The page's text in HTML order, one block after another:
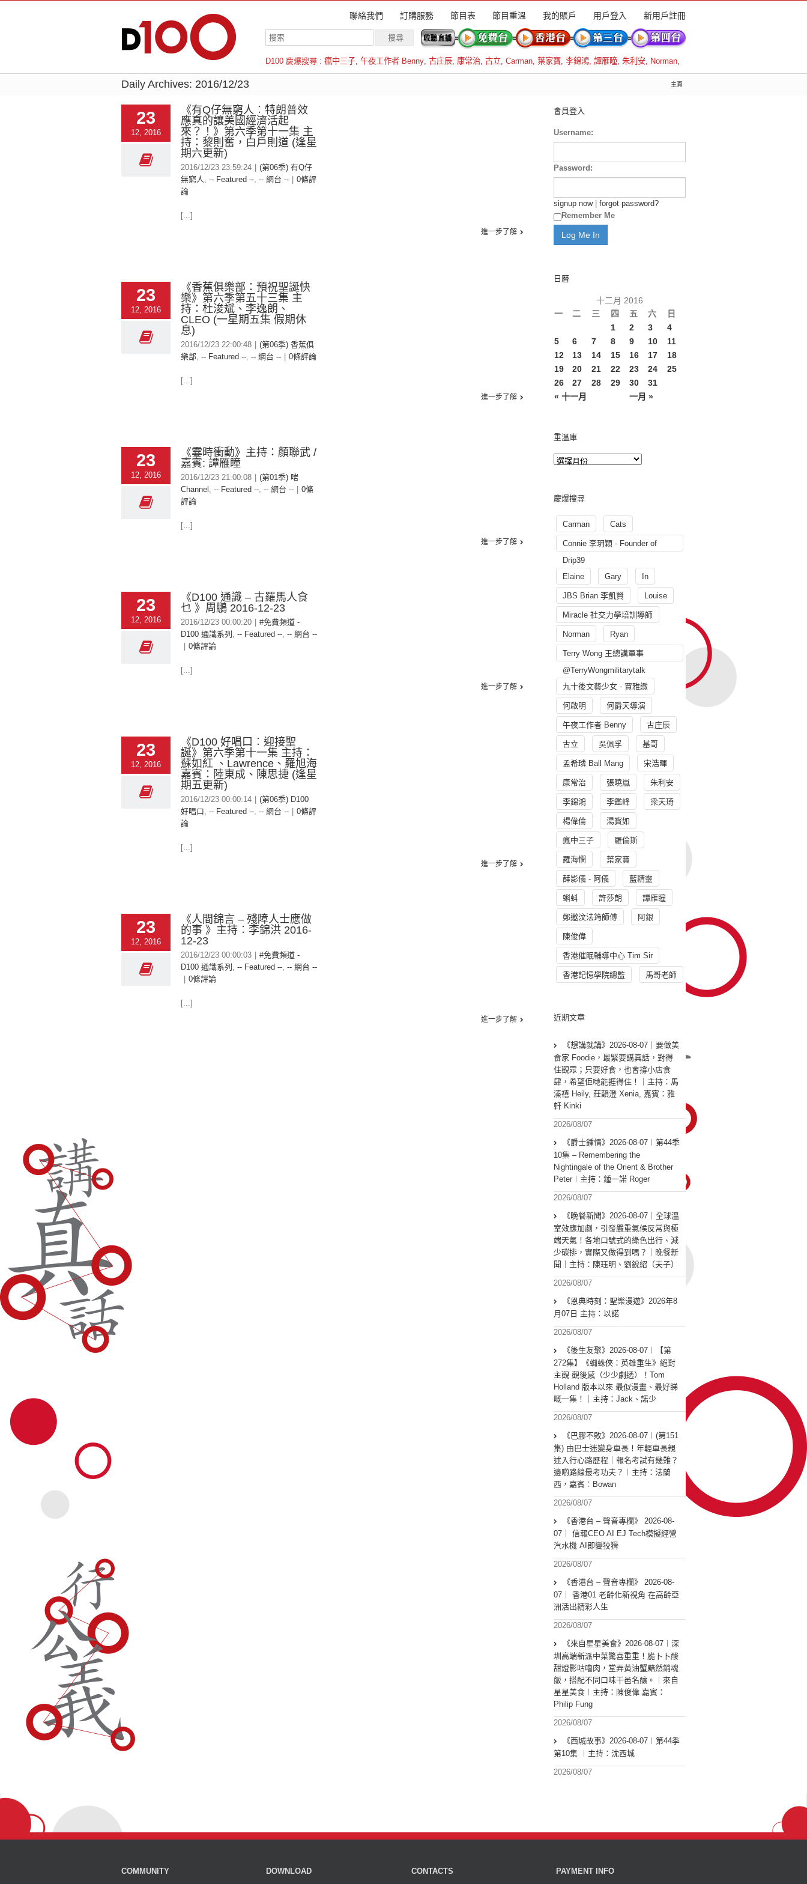
聯絡我們 訂購服務 節目表 節目重溫 我的賬戶 用戶登入 新用戶註冊
D100 慶爆搜尋 : 瘋中三子, 午夜工作者 Benny, 古庄辰, 康常治, 古立, Carman, 葉家寶, 李錦鴻, 譚雁瞳, 朱利安, Norman,
羅倫斯
Daily Archives: 2016/12/23 主頁
23
12, 2016
《有Q仔無窮人︰特朗普效
應真的讓美國經濟活起
來？！》第六季第十一集 主
持：黎則奮，白戶則道 (逢星
期六更新)
2016/12/23 23:59:24
(第06季) 有Q仔
無窮人, -- Featured --, -- 網台 --
0條評
論
[...]
進一步了解
23
12, 2016
《香蕉俱樂部：預祝聖誕快
樂》第六季第五十三集 主
持：杜浚斌、李逸朗、
CLEO (一星期五集 假期休
息)
2016/12/23 22:00:48
(第06季) 香蕉俱
樂部, -- Featured --, -- 網台 -- 0條評論
[...]
進一步了解
23
12, 2016
《霎時衝動》主持：顏聯武 /
嘉賓: 譚雁瞳
2016/12/23 21:00:08
(第01季) 啱
Channel , -- Featured --, -- 網台 --
0條
評論
[...]
進一步了解
23
12, 2016
《D100 通識 – 古羅馬人食
乜 》周鵬 2016-12-23
2016/12/23 00:00:20
#免費頻道 -
D100 通識系列 , -- Featured --, -- 網台 --
0條評論
[...]
進一步了解
23
12, 2016
《D100 好唱口︰迎接聖
誕》第六季第十一集 主持：
蘇如紅 、Lawrence、羅旭海
嘉賓：陸東成、陳思捷 (逢星
期五更新)
2016/12/23 00:00:14
(第06季) D100
好唱口, -- Featured --, -- 網台 --
0條評
論
[...]
進一步了解
23
12, 2016
《人間錦言 – 殘障人士應做
的事 》主持︰李錦洪 2016-
12-23
2016/12/23 00:00:03
#免費頻道 -
D100 通識系列 , -- Featured --, -- 網台 --
0條評論
[...]
進一步了解
會員登入
Username:
Password:
signup now| forgot password?
Remember Me
日曆
十二月 2016
一
二 三 四 五 六 日
« 十一月 一月 »
1 2 3
4
5
6 7 8 9 10
11
12
13 14 15 16 17
18
19
20 21 22 23 24
25
26
27 28 29 30 31
重溫庫
慶爆搜尋
Carman Cats
Connie 李玥穎 - Founder of
Drip39
Elaine
Gary In
JBS Brian 李凱賢 Louise
Miracle 社交力學培訓導師
Norman Ryan
Terry Wong 王總講軍事
@TerryWongmilitarytalk
九十後文藝少女 - 賈雅緻
何啟明 何爵天導演
午夜工作者 Benny 古庄辰
古立 吳佩孚 基哥
孟希璘 Ball Mang 宋浩暉
康常治 張曉嵐 朱利安
李錦鴻 李鑑峰 梁天琦
楊偉倫 湯寳如
瘋中三子 羅倫斯
羅海憫 葉家寶
薛影儀 - 阿儀 藍精靈
蝌蚪 許莎朗 譚雁瞳
鄭遨汶法筠師傅 阿銀
陳俊偉
香港催眠輔導中心 Tim Sir
香港記憶學院總監 馬哥老師
近期文章
《想講就講》2026-08-07｜要做美
食家 Foodie，最緊要講真話，對得
住觀眾；只要好食，也會撐小店食
肆，希望佢哋能捱得住！｜主持：馬
溱禧 Heily, 莊韻澄 Xenia, 嘉賓：雅
軒 Kinki
2026/08/07
《爵士鍾情》2026-08-07︱第44季
10集 – Remembering the
Nightingale of the Orient & Brother
Peter︱主持：鍾一諾 Roger
2026/08/07
《晚餐新聞》2026-08-07｜全球溫
室效應加劇，引發嚴重氣候反常與極
端天氣！各地口號式的綠色出行、減
少碳排，實際又做得到嗎？｜晚餐新
聞｜主持：陳珏明、劉銳紹（夫子）
2026/08/07
《恩典時刻：聖樂漫遊》2026年8
月07日 主持：以諾
2026/08/07
《後生友聚》2026-08-07︱【第
272集】《蜘蛛俠：英雄重生》絕對
主觀 觀後感（少少劇透）！Tom
Holland 版本以來 最似漫畫、最好睇
嘅一集！｜主持：Jack、諾少
2026/08/07
《巴膠不敗》2026-08-07︱(第151
集) 由巴士迷變身車長！年輕車長親
述入行心路歷程｜報名考試有幾難？
邊啲路線最考功夫？︱主持：法蘭
西，嘉賓︰Bowan
2026/08/07
《香港台 – 聲音專欄》 2026-08-
07｜ 信報CEO AI EJ Tech模擬經營
汽水機 AI即變狡猾
2026/08/07
《香港台 – 聲音專欄》 2026-08-
07｜ 香港01 老齡化新視角 在高齡亞
洲活出精彩人生
2026/08/07
《來自星星美食》2026-08-07︱深
圳高端新派中菜驚喜重重！脆卜卜酸
甜燈影咕嚕肉，堂弄黃油蟹黯然銷魂
飯，搭配不同口味干邑名釀。︱來自
星星美食︱主持：陳俊偉 嘉賓：
Philip Fung
2026/08/07
《西城故事》2026-08-07︱第44季
第10集 ︱主持：沈西城
2026/08/07
COMMUNITY DOWNLOAD CONTACTS PAYMENT INFO